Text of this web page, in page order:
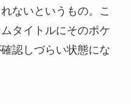
ないというもの。こ
タイトルにそのポケ
認しづらい状態にな